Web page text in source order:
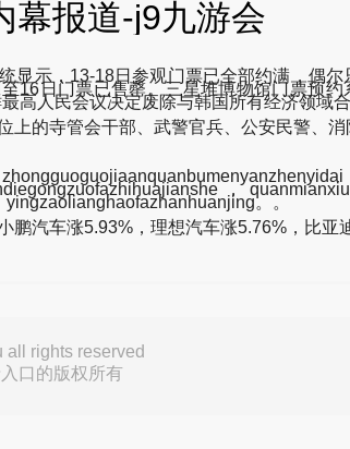
幕报道-j9九游会
示，13-18日参观门票已全部约满，偶尔
16日门票已售罄。三星堆博物馆门票预
人民会议决定废除与韩国所有经济领域合
的寺管会干部、武警官兵、公安民警、消
，
。。
汽车涨5.93%，理想汽车涨5.76%，比亚
rights reserved
口的版权所有